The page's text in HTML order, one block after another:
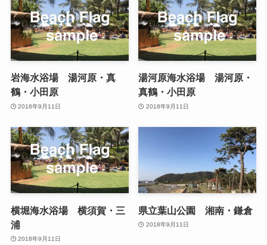
岩海水浴場 湯河原・真
鶴・小田原
2018年9月11日
湯河原海水浴場 湯河原・
真鶴・小田原
2018年9月11日
横堀海水浴場 横須賀・三
浦
2018年9月11日
県立葉山公園 湘南・鎌倉
2018年9月11日